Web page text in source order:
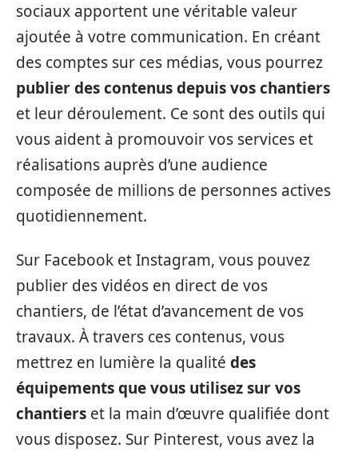
sociaux apportent une véritable valeur
ajoutée à votre communication. En créant
des comptes sur ces médias, vous pourrez
publier des contenus depuis vos chantiers
et leur déroulement. Ce sont des outils qui
vous aident à promouvoir vos services et
réalisations auprès d’une audience
composée de millions de personnes actives
quotidiennement.
Sur Facebook et Instagram, vous pouvez
publier des vidéos en direct de vos
chantiers, de l’état d’avancement de vos
travaux. À travers ces contenus, vous
mettrez en lumière la qualité des
équipements que vous utilisez sur vos
chantiers et la main d’œuvre qualifiée dont
vous disposez. Sur Pinterest, vous avez la